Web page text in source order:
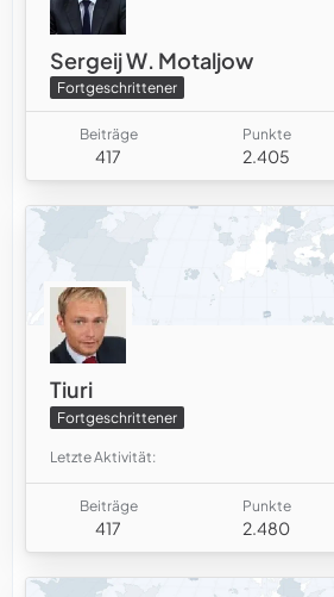
Sergeij W. Motaljow
Fortgeschrittener
Beiträge
417
Punkte
2.405
Tiuri
Fortgeschrittener
Letzte Aktivität
Beiträge
417
Punkte
2.480